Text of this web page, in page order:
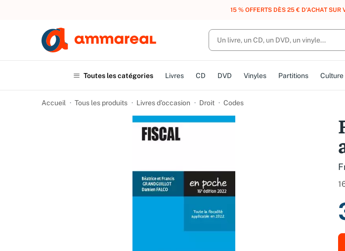
UN ACHAT, DES POINTS, DES RÉCOMPENSES :
Toutes les catégories Livres CD DVD Vinyles Partitions Culture
Accueil Tous les produits Livres d’occasion Droit Codes